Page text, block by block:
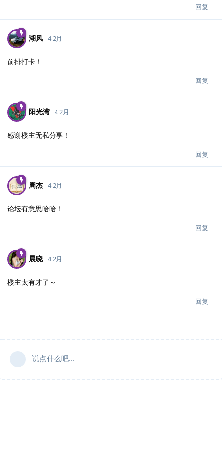
回复
湖风 4 2月
前排打卡！
回复
阳光湾 4 2月
感谢楼主无私分享！
回复
周杰 4 2月
论坛有意思哈哈！
回复
晨晓 4 2月
楼主太有才了～
回复
说点什么吧...